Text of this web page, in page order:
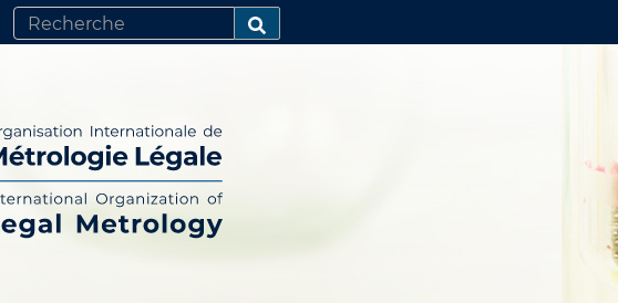
CHERCHER PAR
RECHERCHE AVANCÉE…